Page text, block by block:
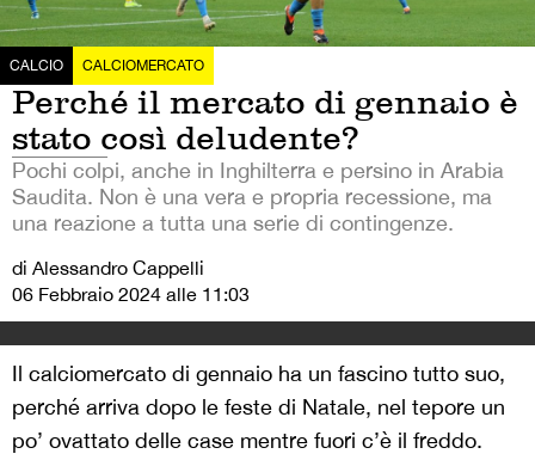
CALCIO CALCIOMERCATO
Perché il mercato di gennaio è
stato così deludente?
Pochi colpi, anche in Inghilterra e persino in Arabia
Saudita. Non è una vera e propria recessione, ma
una reazione a tutta una serie di contingenze.
di Alessandro Cappelli
06 Febbraio 2024 alle 11:03
Il calciomercato di gennaio ha un fascino tutto suo,
perché arriva dopo le feste di Natale, nel tepore un
po’ ovattato delle case mentre fuori c’è il freddo.